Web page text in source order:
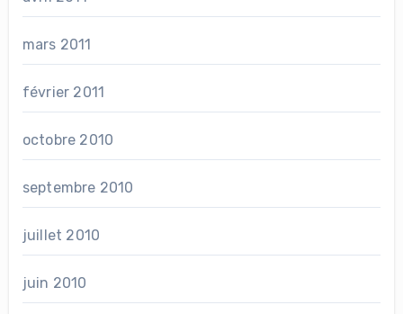
mars 2011
février 2011
octobre 2010
septembre 2010
juillet 2010
juin 2010